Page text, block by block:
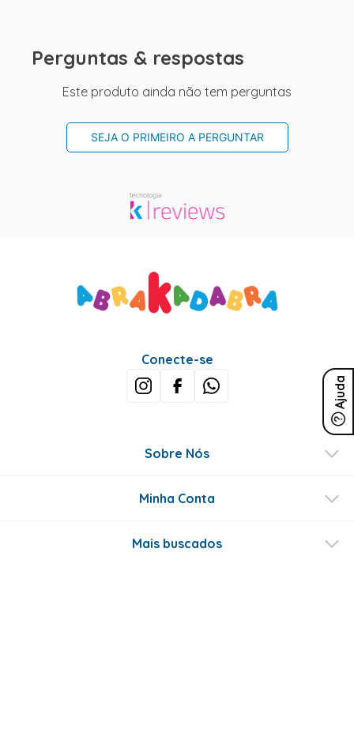
Perguntas & respostas
Este produto ainda não tem perguntas
SEJA O PRIMEIRO A PERGUNTAR
Ajuda
Conecte-se
Sobre Nós
Minha Conta
Mais buscados